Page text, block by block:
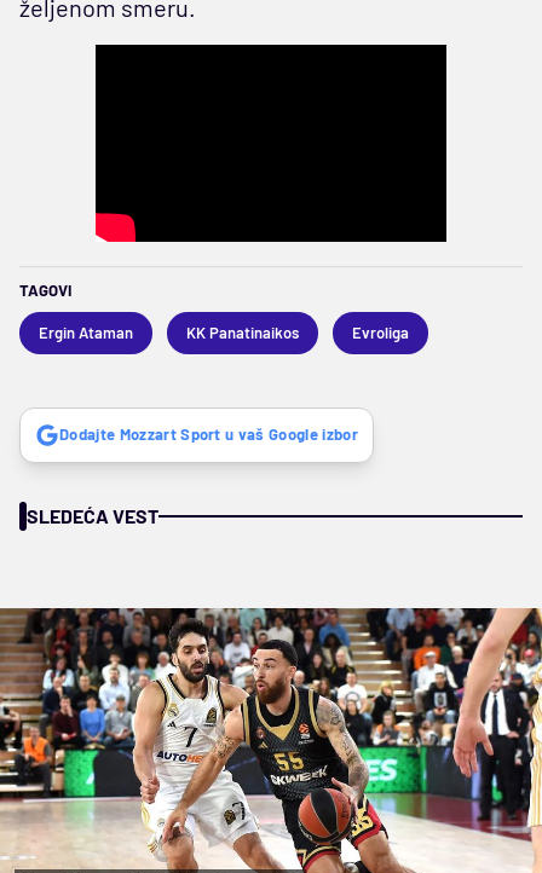
željenom smeru.
TAGOVI
Ergin Ataman KK Panatinaikos Evroliga
Dodajte Mozzart Sport u vaš Google izbor
SLEDEĆA VEST